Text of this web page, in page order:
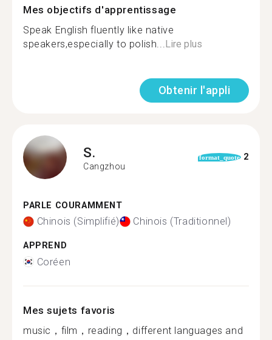
Mes objectifs d'apprentissage
Speak English fluently like native
speakers,especially to polish... Lire plus
Obtenir l'appli
S.
Cangzhou
format_quote 2
PARLE COURAMMENT
Chinois (Simplifié) Chinois (Traditionnel)
APPREND
Coréen
Mes sujets favoris
music，film，reading，different languages and